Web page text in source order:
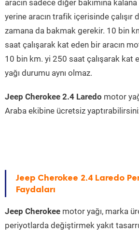
aracın sadece diğer bakımına
yerine aracın trafik içerisinde çalışır
zamana da bakmak gerekir. 10 bin
saat çalışarak kat eden bir aracın
10 bin km. yi 250 saat çalışarak kat
yağı durumu aynı olmaz.
Jeep Cherokee 2.4 Laredo motor
Araba ekibine ücretsiz
Jeep Cherokee 2.4 Laredo
Faydaları
Jeep Cherokee motor yağı, marka
periyotlarda değiştirmek yakıt